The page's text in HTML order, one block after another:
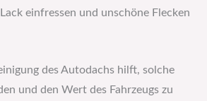
einfressen und unschöne Flecken
des Autodachs hilft, solche
und den Wert des Fahrzeugs zu